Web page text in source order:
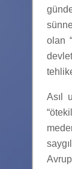
olan
Asıl